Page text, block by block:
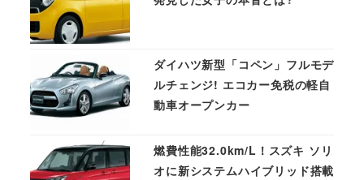
ダイハツ新型「コペン」フルモデ
ルチェンジ! エコカー免税の軽自
動車オープンカー
燃費性能32.0km/L！スズキ ソリ
オに新システムハイブリッド搭載